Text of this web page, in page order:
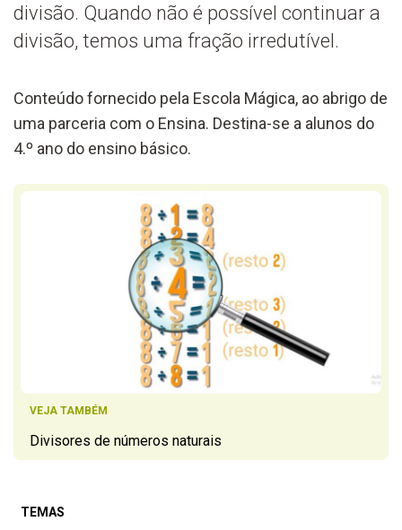
divisão. Quando não é possível continuar a
divisão, temos uma fração irredutível.
Conteúdo fornecido pela Escola Mágica, ao abrigo de
uma parceria com o Ensina. Destina-se a alunos do
4.º ano do ensino básico.
VEJA TAMBÉM
Divisores de números naturais
TEMAS